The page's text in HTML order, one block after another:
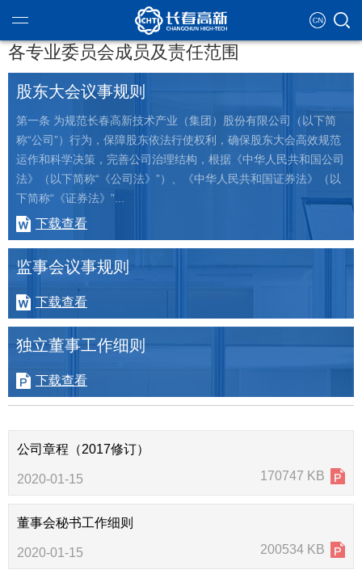
teams
chart
culture
strategy
enterprise
industry
development
governance
report
platform
of responsibility
各专业委员会成员及责任范围
股东大会议事规则
第一条 为规范长春高新技术产业（集团）股份有限公司（以下简
称“公司”）行为，保障股东依法行使权利，确保股东大会高效规范
运作和科学决策，完善公司治理结构，根据《中华人民共和国公司
法》（以下简称“《公司法》”）、《中华人民共和国证券法》（以
下简称“《证券法》”...
下载查看
监事会议事规则
下载查看
独立董事工作细则
下载查看
公司章程（2017修订）
2020-01-15 170747 KB
董事会秘书工作细则
2020-01-15 200534 KB